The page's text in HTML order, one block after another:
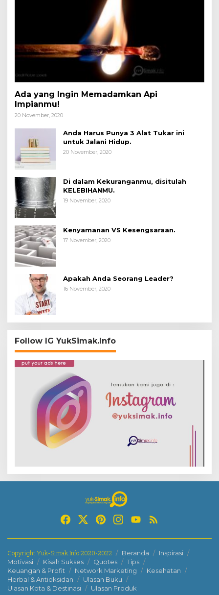
Ada yang Ingin Memadamkan Api
Impianmu!
20 November, 2020
Anda Harus Punya 3 Alat Tukar ini
untuk Jalani Hidup.
20 November, 2020
Di dalam Kekuranganmu, disitulah
KELEBIHANMU.
19 November, 2020
Kenyamanan VS Kesengsaraan.
17 November, 2020
Apakah Anda Seorang Leader?
16 November, 2020
Follow IG YukSimak.Info
Copyright Yuk-Simak.Info 2020-2022 Beranda
Inspirasi
Motivasi
Kisah Sukses Quotes
Tips
Keuangan & Profit
Network Marketing
Kesehatan
Herbal & Antioksidan
Ulasan Buku
Ulasan Kota & Destinasi
Ulasan Produk